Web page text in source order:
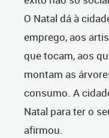
O Natal dá à
emprego, aos
que tocam, aos
montam as
consumo. A
Natal para ter o
afirmou.